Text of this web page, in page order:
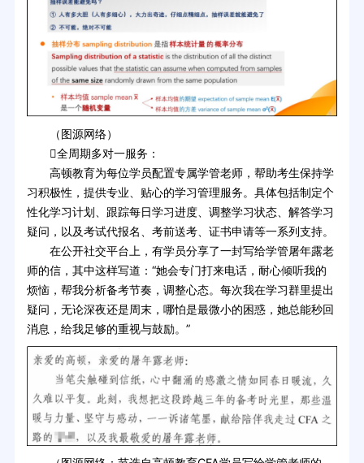
（图源网络）
全周期多对一服务：
高顿教育为每位学员配置专属学管老师，帮助考生保持学
习积极性，提供专业、贴心的学习管理服务。具体包括制定个
性化学习计划、跟踪每日学习进度、调整学习状态、解答学习
疑问，以及考试代报名、考前送考、证书申请等一系列支持。
在公开社交平台上，有学员分享了一封写给学管屠年露老
师的信，其中这样写道：“她会专门打来电话，耐心倾听我的
烦恼，帮我分析备考节奏，调整心态。每次我在学习群里提出
疑问，无论深夜还是周末，哪怕是最微小的困惑，她总能秒回
消息，给我足够的重视与鼓励。”